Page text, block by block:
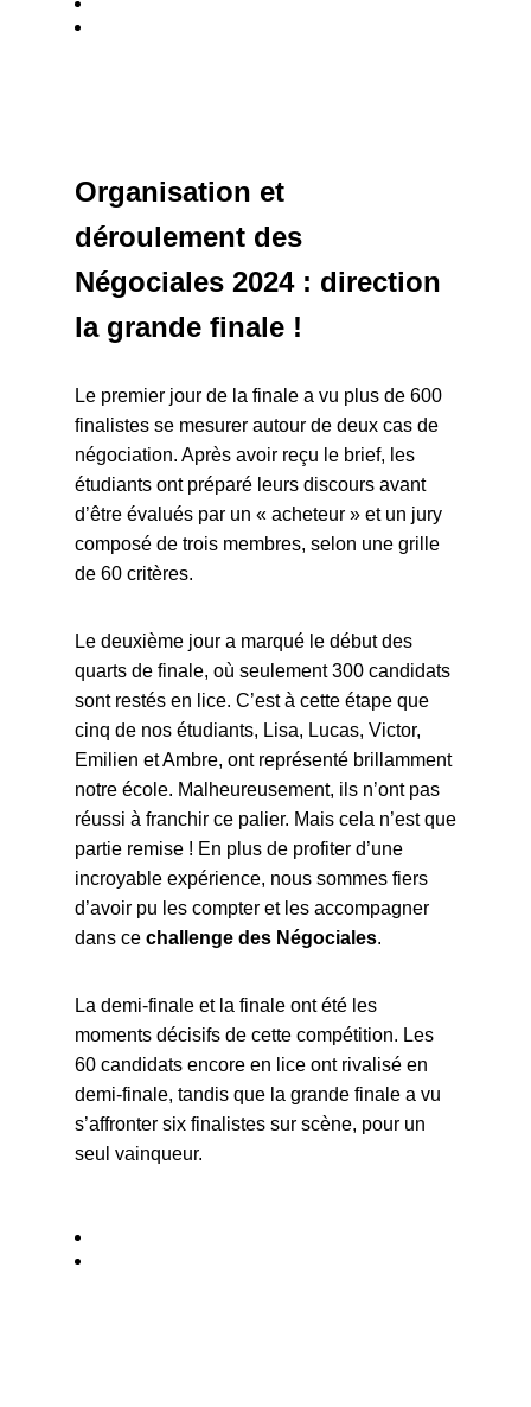
Organisation et
déroulement des
Négociales 2024 : direction
la grande finale !
Le premier jour de la finale a vu plus de 600
finalistes se mesurer autour de deux cas de
négociation. Après avoir reçu le brief, les
étudiants ont préparé leurs discours avant
d’être évalués par un « acheteur » et un jury
composé de trois membres, selon une grille
de 60 critères.
Le deuxième jour a marqué le début des
quarts de finale, où seulement 300 candidats
sont restés en lice. C’est à cette étape que
cinq de nos étudiants, Lisa, Lucas, Victor,
Emilien et Ambre, ont représenté brillamment
notre école. Malheureusement, ils n’ont pas
réussi à franchir ce palier. Mais cela n’est que
partie remise ! En plus de profiter d’une
incroyable expérience, nous sommes fiers
d’avoir pu les compter et les accompagner
dans ce challenge des Négociales.
La demi-finale et la finale ont été les
moments décisifs de cette compétition. Les
60 candidats encore en lice ont rivalisé en
demi-finale, tandis que la grande finale a vu
s’affronter six finalistes sur scène, pour un
seul vainqueur.